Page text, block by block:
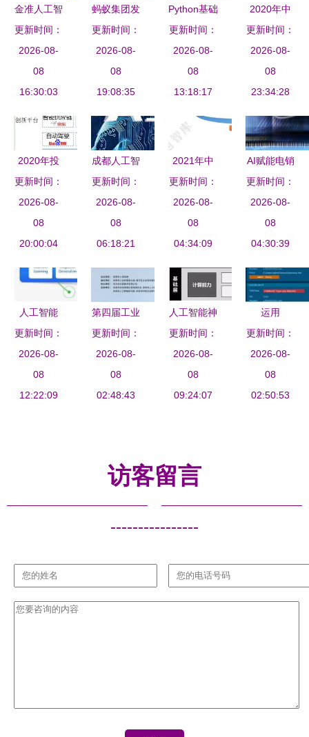
金准人工智
能 应用和
架构创新双
轮驱动AI芯
片发展报告
更新时间：
2026-08-
08
16:30:03
蚂蚁集团发
布2023知
识产权白皮
书 凸显技
术壁垒与人
动向
更新时间：
2026-08-
08
19:08:35
Python基础
与应用开发
从零迈向人
工智能的实
战之旅
更新时间：
2026-08-
08
13:18:17
2020年中
国人工智能
物流行业市
场现状及发
展前景分析
能基础软件
驱动下的变
革
更新时间：
2026-08-
08
23:34:28
2020年投
资重点
“5G”智能基
础设施赋
能“智慧城
更新时间：
2026-08-
08
20:00:04
成都人工智
能培训机构
哪家靠谱？
浅谈基础软
件开发学习
更新时间：
2026-08-
08
06:18:21
2021年中
国人工智能
发展趋势
基础软件自
主创新加速
更新时间：
2026-08-
08
04:34:09
AI赋能电销
是洪荒之
力，还是基
础软件的渐
进式革新？
更新时间：
2026-08-
08
04:30:39
人工智能
软件测试工
程师的颠覆
者还是赋能
者？
更新时间：
2026-08-
08
12:22:09
第四届工业
软件创新应
用大赛人工
智能方向启
动，40万大
更新时间：
2026-08-
08
02:48:43
人工智能神
经网络基础
设施与基础
软件开发
构建智能时
更新时间：
2026-08-
08
09:24:07
运用
ChatGPT
进行恶意软
件分析 人
工智能基础
更新时间：
2026-08-
08
02:50:53
访客留言
----------------